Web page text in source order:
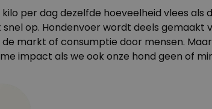
per dag dezelfde hoeveelheid vlees als
op. Hondenvoer wordt deels gemaakt
markt of consumptie door mensen.
impact als we ook onze hond geen of